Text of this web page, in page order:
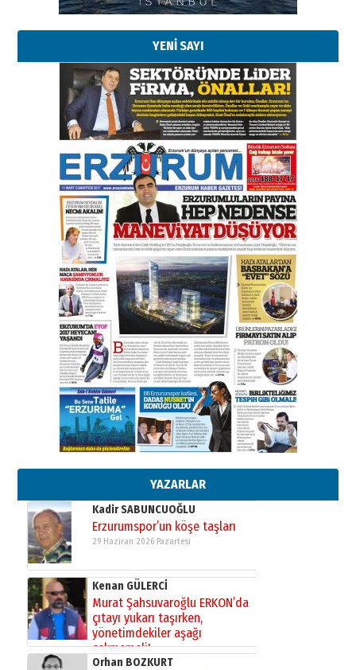
YENİ SAYI
YAZARLAR
29 Haziran 2026 Pazartesi
Kenan GÜLERCİ
Murat Şahsuvaroğlu ERKON’da
çıtayı yukarı taşırken,
yönetimdekiler aşağı
çekmemeli!
17 Şubat 2026 SalıOrhan BOZKURT
Bir fotoğraf, bir şehir, bir
gazeteci… Dizginler kimin
elinde?
31 Mart 2026 Salı
A. Berhan Yılmaz
BİR BÖLÜM DEĞİL, BİR ÖMÜR
SEÇİYORSUNUZ… “NEDEN
ATATÜRK ÜNİVERSİTESİ?”
28 Temmuz 2026 Salı
Ahmet Gökhan YAZICI
Ahmed Yesevi’den bir Alperen…
”Reisimiz” idi… Hakka yürüdü.!
26 Mart 2026 Perşembe
Cem Bakırcı
Ardında bıraktığı hatıralarıyla
gönül adamı Faruk Terzioğlu!
13 Mayıs 2026 Çarşamba
Esat BİNDESEN
TRT’NİN BÖLGEYE AÇILAN SESİ
Kadir SABUNCUOĞLU
Erzurumspor’un köşe taşları
29 Haziran 2026 Pazartesi
Kenan GÜLERCİ
Murat Şahsuvaroğlu ERKON’da
çıtayı yukarı taşırken,
yönetimdekiler aşağı
çekmemeli!
17 Şubat 2026 SalıOrhan BOZKURT